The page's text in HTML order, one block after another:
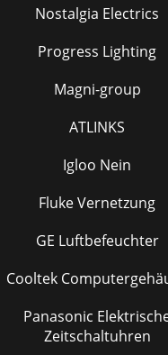
Nostalgia Electrics
Progress Lighting
Magni-group
ATLINKS
Igloo Nein
Fluke Vernetzung
GE Luftbefeuchter
Cooltek
Panasonic
Zeitschaltuhren